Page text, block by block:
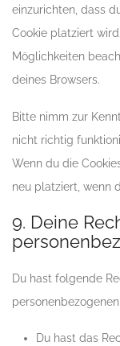
einzurichten, dass
Cookie platziert
Möglichkeiten
deines Browsers.
Bitte nimm zur
nicht richtig
Wenn du die
neu platziert, wenn
9. Deine
Du hast folgende
Du hast das